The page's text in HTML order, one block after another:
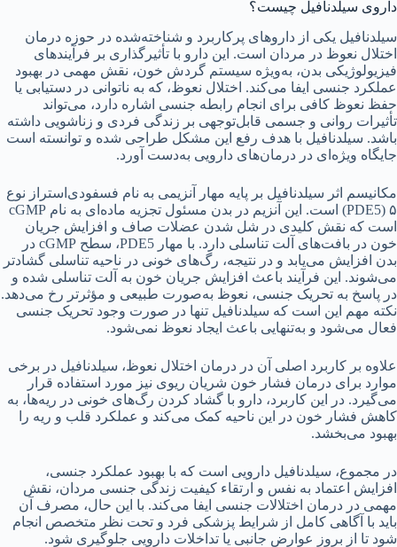
داروی سیلدنافیل چیست؟
سیلدنافیل یکی از داروهای پرکاربرد و شناخته‌شده در حوزه درمان
اختلال نعوظ در مردان است. این دارو با تأثیرگذاری بر فرآیندهای
فیزیولوژیکی بدن، به‌ویژه سیستم گردش خون، نقش مهمی در بهبود
عملکرد جنسی ایفا می‌کند. اختلال نعوظ، که به ناتوانی در دستیابی یا
حفظ نعوظ کافی برای انجام رابطه جنسی اشاره دارد، می‌تواند
تأثیرات روانی و جسمی قابل‌توجهی بر زندگی فردی و زناشویی داشته
باشد. سیلدنافیل با هدف رفع این مشکل طراحی شده و توانسته است
جایگاه ویژه‌ای در درمان‌های دارویی به‌دست آورد.
مکانیسم اثر سیلدنافیل بر پایه مهار آنزیمی به نام فسفودی‌استراز نوع
۵ (PDE5) است. این آنزیم در بدن مسئول تجزیه ماده‌ای به نام cGMP
است که نقش کلیدی در شل شدن عضلات صاف و افزایش جریان
خون در بافت‌های آلت تناسلی دارد. با مهار PDE5، سطح cGMP در
بدن افزایش می‌یابد و در نتیجه، رگ‌های خونی در ناحیه تناسلی گشادتر
می‌شوند. این فرآیند باعث افزایش جریان خون به آلت تناسلی شده و
در پاسخ به تحریک جنسی، نعوظ به‌صورت طبیعی و مؤثرتر رخ می‌دهد.
نکته مهم این است که سیلدنافیل تنها در صورت وجود تحریک جنسی
فعال می‌شود و به‌تنهایی باعث ایجاد نعوظ نمی‌شود.
علاوه بر کاربرد اصلی آن در درمان اختلال نعوظ، سیلدنافیل در برخی
موارد برای درمان فشار خون شریان ریوی نیز مورد استفاده قرار
می‌گیرد. در این کاربرد، دارو با گشاد کردن رگ‌های خونی در ریه‌ها، به
کاهش فشار خون در این ناحیه کمک می‌کند و عملکرد قلب و ریه را
بهبود می‌بخشد.
در مجموع، سیلدنافیل دارویی است که با بهبود عملکرد جنسی،
افزایش اعتماد به نفس و ارتقاء کیفیت زندگی جنسی مردان، نقش
مهمی در درمان اختلالات جنسی ایفا می‌کند. با این حال، مصرف آن
باید با آگاهی کامل از شرایط پزشکی فرد و تحت نظر متخصص انجام
شود تا از بروز عوارض جانبی یا تداخلات دارویی جلوگیری شود.